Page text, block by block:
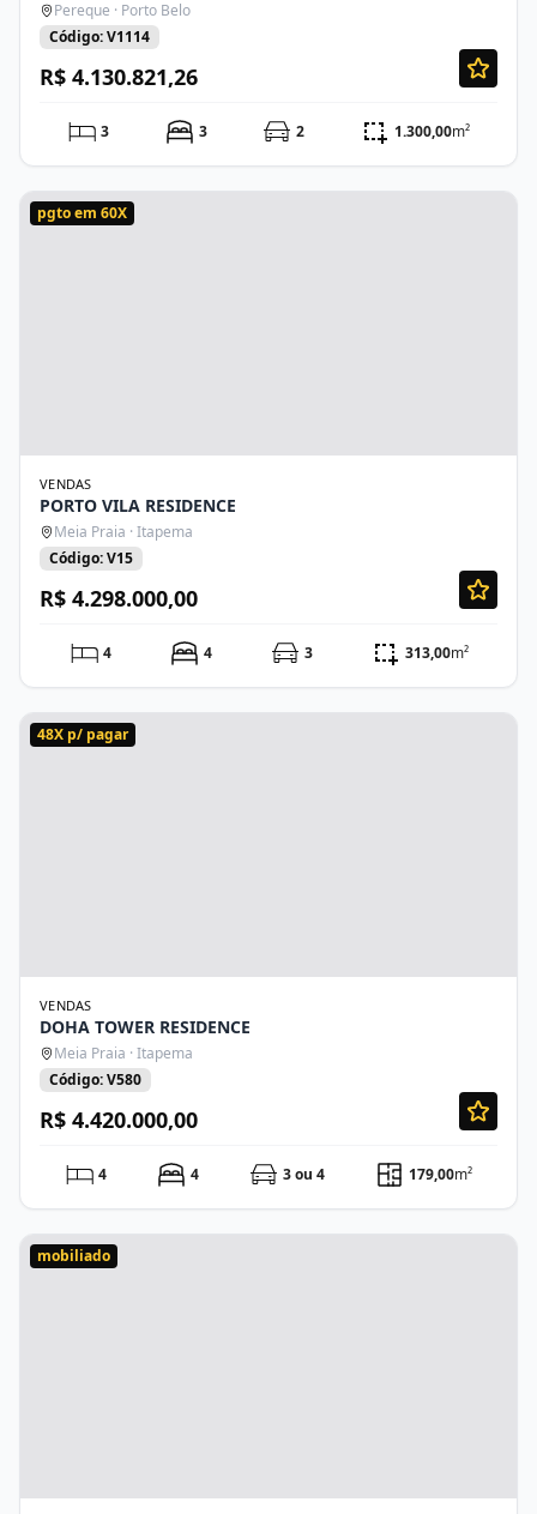
Pereque · Porto Belo
Código: V1114
R$ 4.130.821,26
3 3 2 1.300,00m²
pgto em 60X
VENDAS
PORTO VILA RESIDENCE
Meia Praia · Itapema
Código: V15
R$ 4.298.000,00
4 4 3 313,00m²
48X p/ pagar
VENDAS
DOHA TOWER RESIDENCE
Meia Praia · Itapema
Código: V580
R$ 4.420.000,00
4 4 3 ou 4 179,00m²
mobiliado